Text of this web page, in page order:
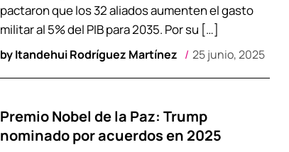
byItandehui Rodríguez Martínez 25 junio, 2025
pactaron que los 32 aliados aumenten el gasto
militar al 5% del PIB para 2035. Por su […]
Premio Nobel de la Paz: Trump
nominado por acuerdos en 2025